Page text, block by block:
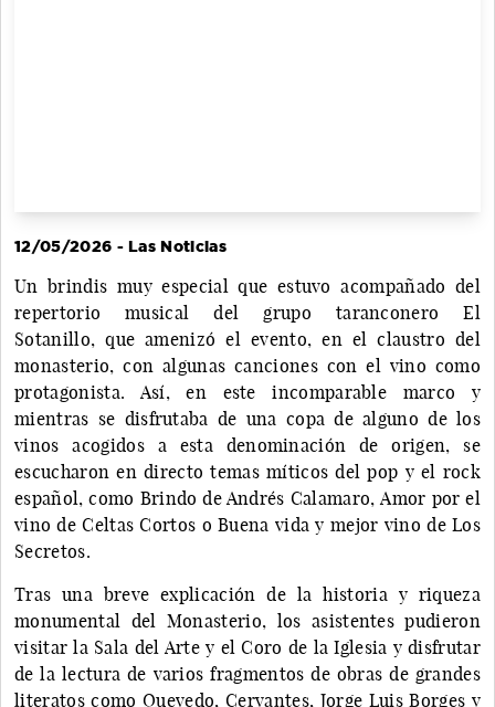
12/05/2026 - Las Noticias
Un brindis muy especial que estuvo acompañado del
repertorio musical del grupo taranconero El
Sotanillo, que amenizó el evento, en el claustro del
monasterio, con algunas canciones con el vino como
protagonista. Así, en este incomparable marco y
mientras se disfrutaba de una copa de alguno de los
vinos acogidos a esta denominación de origen, se
escucharon en directo temas míticos del pop y el rock
español, como Brindo de Andrés Calamaro, Amor por el
vino de Celtas Cortos o Buena vida y mejor vino de Los
Secretos.
Tras una breve explicación de la historia y riqueza
monumental del Monasterio, los asistentes pudieron
visitar la Sala del Arte y el Coro de la Iglesia y disfrutar
de la lectura de varios fragmentos de obras de grandes
literatos como Quevedo, Cervantes, Jorge Luis Borges y